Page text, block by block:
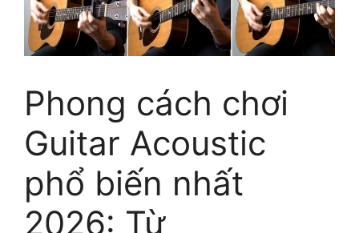
Phong cách chơi
Guitar Acoustic
phổ biến nhất
2026: Từ